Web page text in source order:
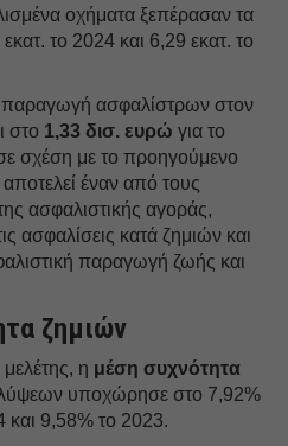
οχήματα ξεπέρασαν τα
το 2024 και 6,29 εκατ. το
παραγωγή ασφαλίστρων στον
στο 1,33 δισ. ευρώ για το
σχέση με το προηγούμενο
έναν από τους
ασφαλιστικής αγοράς,
ασφαλίσεις κατά ζημιών και
παραγωγή ζωής και
ζημιών
η μέση συχνότητα
υποχώρησε στο 7,92%
9,58% το 2023.